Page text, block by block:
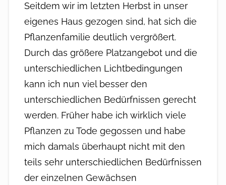
Seitdem wir im letzten Herbst in unser
eigenes Haus gezogen sind, hat sich die
Pflanzenfamilie deutlich vergrößert.
Durch das größere Platzangebot und die
unterschiedlichen Lichtbedingungen
kann ich nun viel besser den
unterschiedlichen Bedürfnissen gerecht
werden. Früher habe ich wirklich viele
Pflanzen zu Tode gegossen und habe
mich damals überhaupt nicht mit den
teils sehr unterschiedlichen Bedürfnissen
der einzelnen Gewächsen